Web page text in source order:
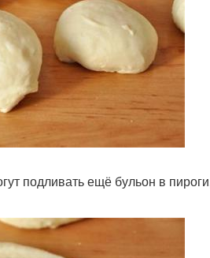
подливать ещё бульон в